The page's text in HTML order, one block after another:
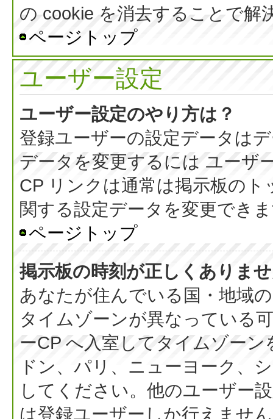
の cookie を消去することで解
ページトップ
ユーザー設定
ユーザー設定のやり方は？
登録ユーザーの設定データは
データを変更するには ユーザ
CP リンクは通常は掲示板の
関する設定データを変更でき
ページトップ
掲示板の時刻が正しくありま
あなたが住んでいる国・地域
タイムゾーンが異なっている
ーCP へ入室してタイムゾー
ドン、パリ、ニューヨーク、
してください。他のユーザー
は登録ユーザーしか行えませ